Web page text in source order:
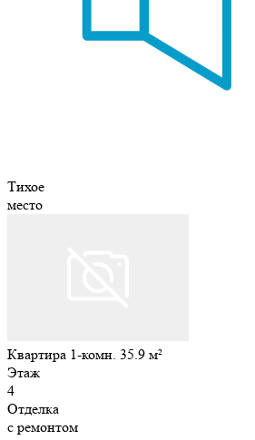
Тихое
место
Квартира 1-комн. 35.9 м²
Этаж
4
Отделка
с ремонтом